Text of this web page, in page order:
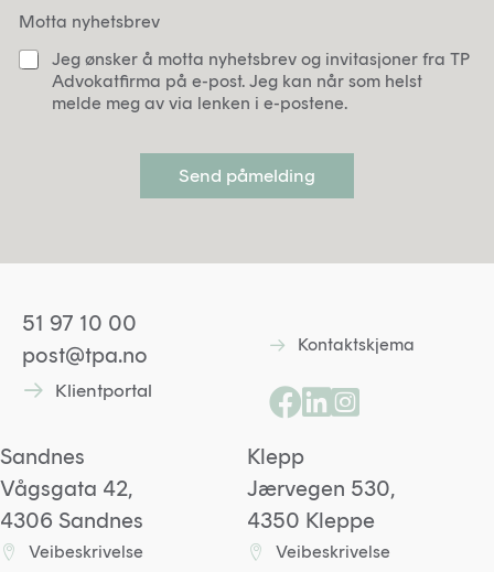
n
e
n
Motta nyhetsbrev
Jeg ønsker å motta nyhetsbrev og invitasjoner fra TP
Advokatfirma på e-post. Jeg kan når som helst
melde meg av via lenken i e-postene.
Send påmelding
51 97 10 00
post@tpa.no
Lenke til kontaktskjema
Klientportal
Lenke til
Kontaktskjema
Lenke til
Lenke til Linkedin
Lenke til
Sandnes
Vågsgata 42,
4306 Sandnes
Lenke til Sandneskontoret på Google maps
Veibeskrivelse
Klepp
Jærvegen 530,
4350 Kleppe
Lenke til Kleppkontoret
Veibeskrivelse